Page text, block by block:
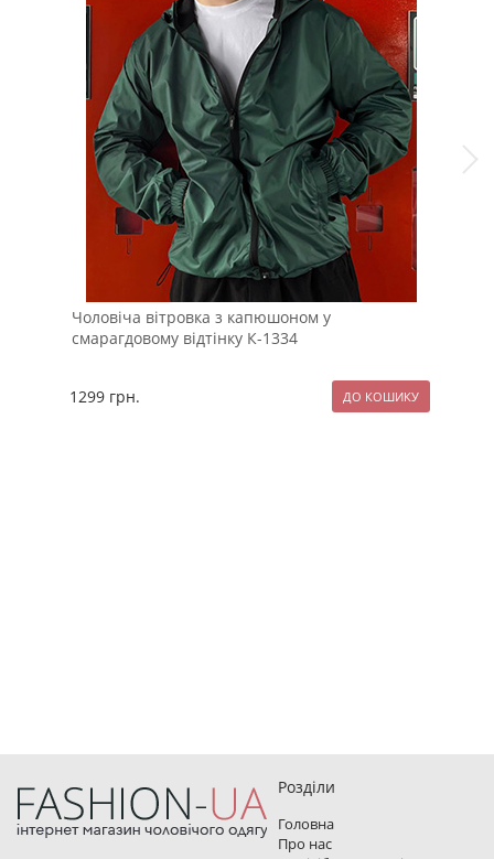
Чоловіча вітровка з капюшоном у
смарагдовому відтінку К-1334
1299 грн.
Розділи
Головна
Про нас